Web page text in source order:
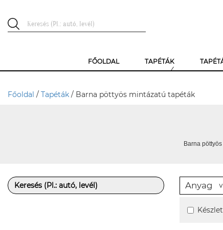
FŐOLDAL TAPÉTÁK
Főoldal / Tapéták / Barna pöttyös mintázatú tapéták
Barna
Anyag